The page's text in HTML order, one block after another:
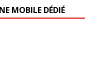
MOBILE DÉDIÉ